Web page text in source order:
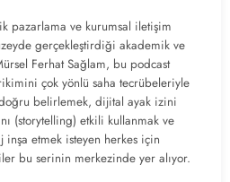
pazarlama ve kurumsal iletişim
gerçekleştirdiği akademik ve
Ferhat Sağlam, bu podcast
çok yönlü saha tecrübeleriyle
belirlemek, dijital ayak izini
(storytelling) etkili kullanmak ve
etmek isteyen herkes için
bu serinin merkezinde yer alıyor.